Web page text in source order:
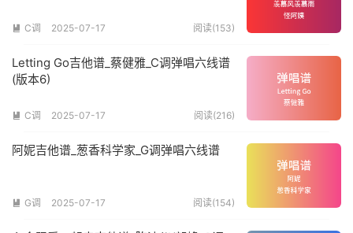
 C调 2025-07-17 阅读(153)
Letting Go吉他谱_蔡健雅_C调弹唱六线谱
(版本6)
 C调 2025-07-17 阅读(216)
阿妮吉他谱_葱香科学家_G调弹唱六线谱
 G调 2025-07-17 阅读(154)